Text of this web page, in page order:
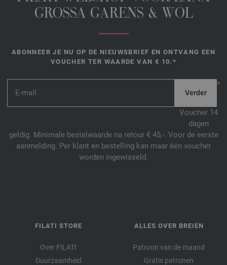
GROSSA GARENS & WOL
ABONNEER JE NU OP DE NIEUWSBRIEF EN ONTVANG EEN
VOUCHER TER WAARDE VAN € 10.*
*
Voucher 14
dagen
geldig. Minimale bestelwaarde na retour € 45,-. Voor de eerste
aanmelding. Per klant en bestelling kan maar één voucher
worden ingewisseld.
FILATI STORE
Over FILATI
Duurzaamheid
ALLES OVER BREIEN
Patroon van de maand
Gratis patronen